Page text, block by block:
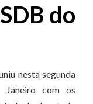
do
nesta segunda
com os